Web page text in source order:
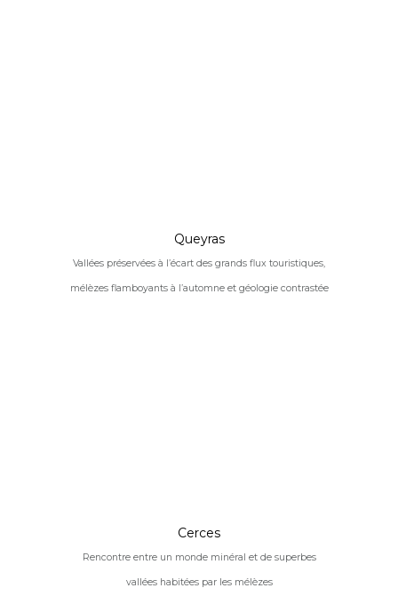
Queyras
Vallées préservées à l’écart des grands flux touristiques,
mélèzes flamboyants à l’automne et géologie contrastée
Cerces
Rencontre entre un monde minéral et de superbes
vallées habitées par les mélèzes